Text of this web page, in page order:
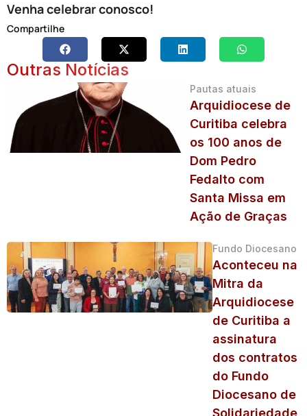
Venha celebrar conosco!
Compartilhe
Outras Notícias
Pautas atuais
Arquidiocese de
Curitiba celebra
os 100 anos de
Dom Pedro
Fedalto com
Santa Missa em
Ação de Graças
Fundo Diocesano
Aconteceu na
Mitra da
Arquidiocese
de Curitiba a
assinatura
dos contratos
do Fundo
Diocesano de